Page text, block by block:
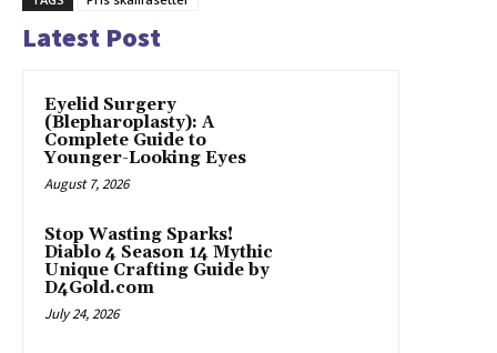
Latest Post
Eyelid Surgery
(Blepharoplasty): A
Complete Guide to
Younger-Looking Eyes
August 7, 2026
Stop Wasting Sparks!
Diablo 4 Season 14 Mythic
Unique Crafting Guide by
D4Gold.com
July 24, 2026